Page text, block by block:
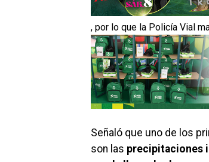
, por lo que la Policía Vial
Señaló que uno de los
son las precipitaciones